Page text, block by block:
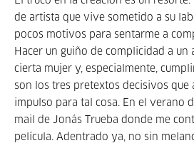
de artista que vive sometido a su
pocos motivos para sentarme a
Hacer un guiño de complicidad a un
cierta mujer y, especialmente,
son los tres pretextos decisivos que
impulso para tal cosa. En el verano
mail de Jonás Trueba donde me
película. Adentrado ya, no sin